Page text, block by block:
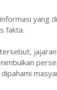
yang
fakta.